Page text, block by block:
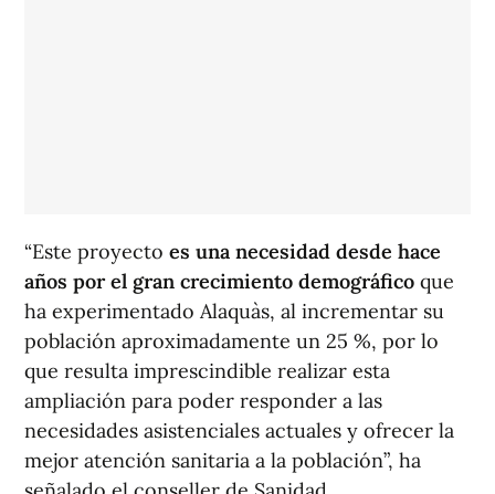
“Este proyecto es una necesidad desde hace
años por el gran crecimiento demográfico que
ha experimentado Alaquàs, al incrementar su
población aproximadamente un 25 %, por lo
que resulta imprescindible realizar esta
ampliación para poder responder a las
necesidades asistenciales actuales y ofrecer la
mejor atención sanitaria a la población”, ha